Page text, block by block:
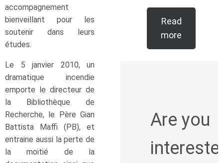
accompagnement
bienveillant pour les
soutenir dans leurs
études.
Le 5 janvier 2010, un
dramatique incendie
emporte le directeur de
la Bibliothèque de
Recherche, le Père Gian
Battista Maffi (PB), et
entraine aussi la perte de
la moitié de la
Read
more
Are you
intereste